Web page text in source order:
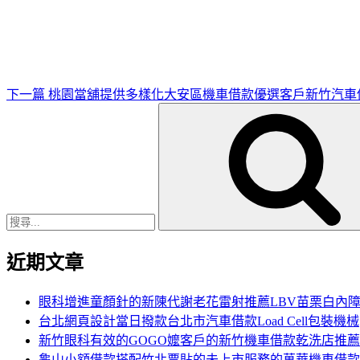
下一篇 桃園當舖提供多樣化大安區機車借款優選客戶新竹汽車
近期文章
眼科增進童顏針的新陳代謝老花雷射推薦LBV苗栗白內障
台北網頁設計當日撥款台北市汽車借款Load Cell包裝機械
新竹眼科有效的GOGO嬤客戶的新竹機車借款乾洗店推薦